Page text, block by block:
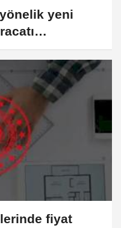
yeni
fiyat